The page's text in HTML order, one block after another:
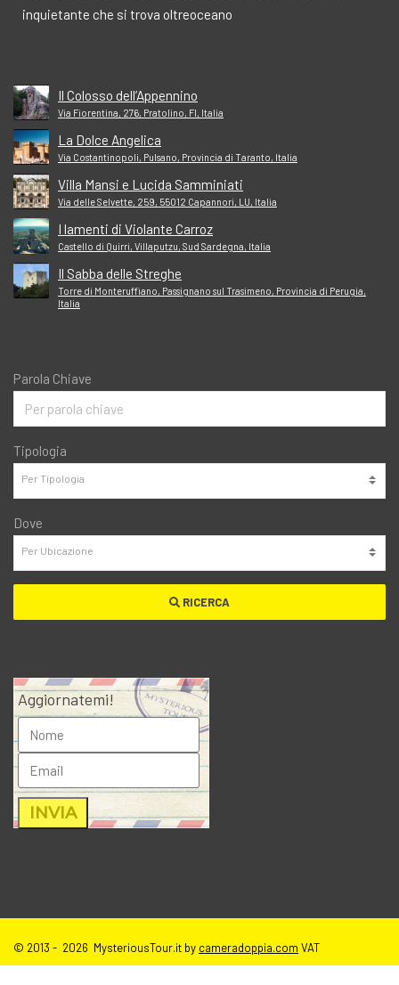
inquietante che si trova oltreoceano
Il Colosso dell’Appennino
Via Fiorentina, 276, Pratolino, FI, Italia
La Dolce Angelica
Via Costantinopoli, Pulsano, Provincia di Taranto, Italia
Villa Mansi e Lucida Samminiati
Via delle Selvette, 259, 55012 Capannori, LU, Italia
I lamenti di Violante Carroz
Castello di Quirri, Villaputzu, Sud Sardegna, Italia
Il Sabba delle Streghe
Torre di Monteruffiano, Passignano sul Trasimeno, Provincia di Perugia,
Italia
Parola Chiave
Tipologia
Dove
RICERCA
Aggiornatemi!
© 2013 - 2026 MysteriousTour.it by cameradoppia.com VAT